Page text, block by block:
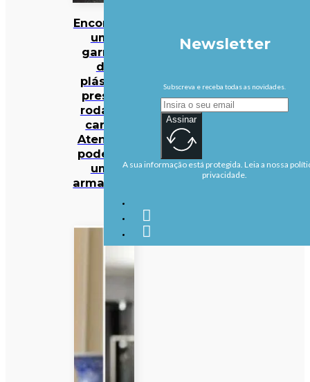
Encontrou
uma
garrafa
de
plástico
presa à
roda do
carro?
Atenção:
pode ser
uma
armadilha
Newsletter
Subscreva e receba todas as novidades.
Assinar
A sua informação está protegida. Leia a nossa
privacidade.